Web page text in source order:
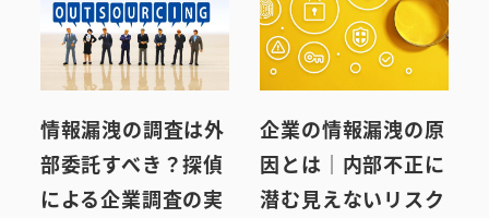
情報漏洩の調査は外
部委託すべき？探偵
による企業調査の実
企業の情報漏洩の原
因とは｜内部不正に
潜む見えないリスク